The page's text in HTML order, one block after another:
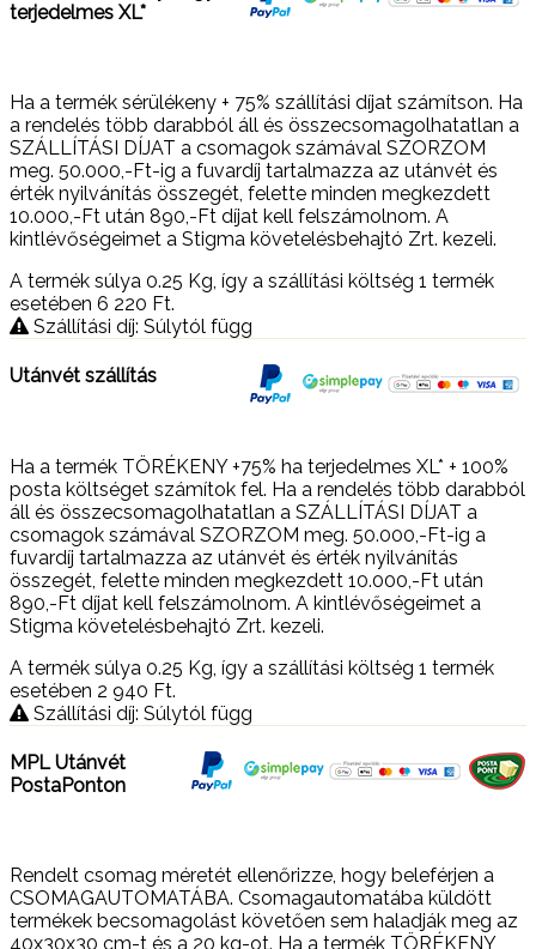
terjedelmes XL*
Ha a termék sérülékeny + 75% szállítási díjat számítson. Ha
a rendelés több darabból áll és összecsomagolhatatlan a
SZÁLLÍTÁSI DÍJAT a csomagok számával SZORZOM
meg. 50.000,-Ft-ig a fuvardíj tartalmazza az utánvét és
érték nyilvánítás összegét, felette minden megkezdett
10.000,-Ft után 890,-Ft díjat kell felszámolnom. A
kintlévőségeimet a Stigma követelésbehajtó Zrt. kezeli.
A termék súlya 0.25 Kg, így a szállítási költség 1 termék
esetében 6 220 Ft.
Szállítási díj: Súlytól függ
Utánvét szállítás
Ha a termék TÖRÉKENY +75% ha terjedelmes XL* + 100%
posta költséget számítok fel. Ha a rendelés több darabból
áll és összecsomagolhatatlan a SZÁLLÍTÁSI DÍJAT a
csomagok számával SZORZOM meg. 50.000,-Ft-ig a
fuvardíj tartalmazza az utánvét és érték nyilvánítás
összegét, felette minden megkezdett 10.000,-Ft után
890,-Ft díjat kell felszámolnom. A kintlévőségeimet a
Stigma követelésbehajtó Zrt. kezeli.
A termék súlya 0.25 Kg , így a szállítási költség 1 termék
esetében 2 940 Ft.
Szállítási díj: Súlytól függ
MPL Utánvét
PostaPonton
Rendelt csomag méretét ellenőrizze, hogy beleférjen a
CSOMAGAUTOMATÁBA. Csomagautomatába küldött
termékek becsomagolást követően sem haladják meg az
40x30x30 cm-t és a 20 kg-ot. Ha a termék TÖRÉKENY